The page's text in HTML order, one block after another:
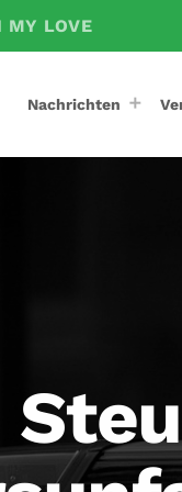
MY LOVE
Nachrichten